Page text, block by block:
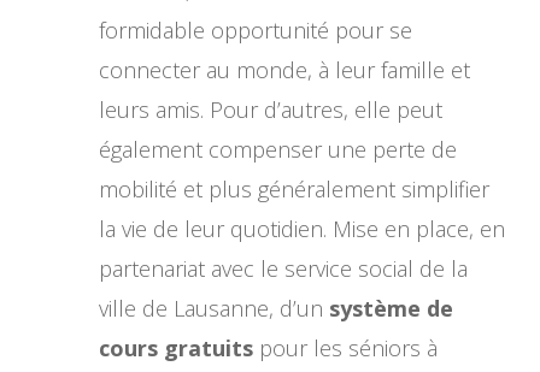
formidable opportunité pour se
connecter au monde, à leur famille et
leurs amis. Pour d’autres, elle peut
également compenser une perte de
mobilité et plus généralement simplifier
la vie de leur quotidien. Mise en place, en
partenariat avec le service social de la
ville de Lausanne, d’un système de
cours gratuitspour les séniors à